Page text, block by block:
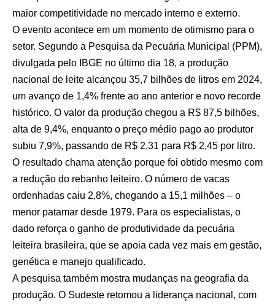
maior competitividade no mercado interno e externo.
O evento acontece em um momento de otimismo para o
setor. Segundo a Pesquisa da Pecuária Municipal (PPM),
divulgada pelo IBGE no último dia 18, a produção
nacional de leite alcançou 35,7 bilhões de litros em 2024,
um avanço de 1,4% frente ao ano anterior e novo recorde
histórico. O valor da produção chegou a R$ 87,5 bilhões,
alta de 9,4%, enquanto o preço médio pago ao produtor
subiu 7,9%, passando de R$ 2,31 para R$ 2,45 por litro.
O resultado chama atenção porque foi obtido mesmo com
a redução do rebanho leiteiro. O número de vacas
ordenhadas caiu 2,8%, chegando a 15,1 milhões – o
menor patamar desde 1979. Para os especialistas, o
dado reforça o ganho de produtividade da pecuária
leiteira brasileira, que se apoia cada vez mais em gestão,
genética e manejo qualificado.
A pesquisa também mostra mudanças na geografia da
produção. O Sudeste retomou a liderança nacional, com